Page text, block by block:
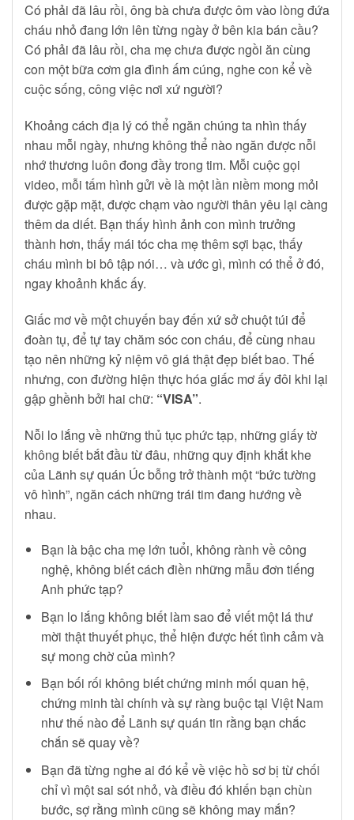
Có phải đã lâu rồi, ông bà chưa được ôm vào lòng đứa
cháu nhỏ đang lớn lên từng ngày ở bên kia bán cầu?
Có phải đã lâu rồi, cha mẹ chưa được ngồi ăn cùng
con một bữa cơm gia đình ấm cúng, nghe con kể về
cuộc sống, công việc nơi xứ người?
Khoảng cách địa lý có thể ngăn chúng ta nhìn thấy
nhau mỗi ngày, nhưng không thể nào ngăn được nỗi
nhớ thương luôn đong đầy trong tim. Mỗi cuộc gọi
video, mỗi tấm hình gửi về là một lần niềm mong mỏi
được gặp mặt, được chạm vào người thân yêu lại càng
thêm da diết. Bạn thấy hình ảnh con mình trưởng
thành hơn, thấy mái tóc cha mẹ thêm sợi bạc, thấy
cháu mình bi bô tập nói… và ước gì, mình có thể ở đó,
ngay khoảnh khắc ấy.
Giấc mơ về một chuyến bay đến xứ sở chuột túi để
đoàn tụ, để tự tay chăm sóc con cháu, để cùng nhau
tạo nên những kỷ niệm vô giá thật đẹp biết bao. Thế
nhưng, con đường hiện thực hóa giấc mơ ấy đôi khi lại
gập ghềnh bởi hai chữ: “VISA”.
Nỗi lo lắng về những thủ tục phức tạp, những giấy tờ
không biết bắt đầu từ đâu, những quy định khắt khe
của Lãnh sự quán Úc bỗng trở thành một “bức tường
vô hình”, ngăn cách những trái tim đang hướng về
nhau.
Bạn là bậc cha mẹ lớn tuổi, không rành về công
nghệ, không biết cách điền những mẫu đơn tiếng
Anh phức tạp?
Bạn lo lắng không biết làm sao để viết một lá thư
mời thật thuyết phục, thể hiện được hết tình cảm và
sự mong chờ của mình?
Bạn bối rối không biết chứng minh mối quan hệ,
chứng minh tài chính và sự ràng buộc tại Việt Nam
như thế nào để Lãnh sự quán tin rằng bạn chắc
chắn sẽ quay về?
Bạn đã từng nghe ai đó kể về việc hồ sơ bị từ chối
chỉ vì một sai sót nhỏ, và điều đó khiến bạn chùn
bước, sợ rằng mình cũng sẽ không may mắn?